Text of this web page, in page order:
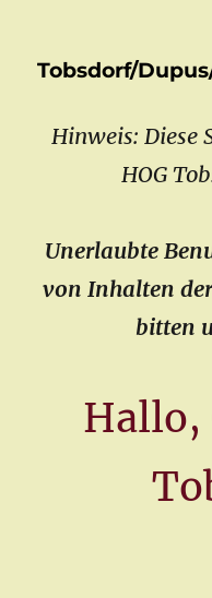
Tobsdorf/
Hinweis: Diese
HOG
Unerlaubte
von Inhalten
bitten
Hallo,